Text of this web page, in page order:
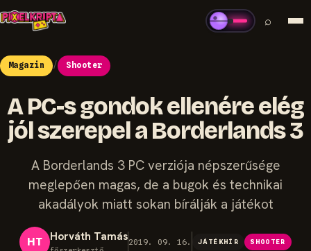
⌕
Magazin / Shooter
A PC-s gondok ellenére elég
jól szerepel a Borderlands 3
A Borderlands 3 PC verziója népszerűsége
meglepően magas, de a bugok és technikai
akadályok miatt sokan bírálják a játékot
HT Horváth Tamás2019. 09. 16. JÁTÉKHÍR SHOOTER